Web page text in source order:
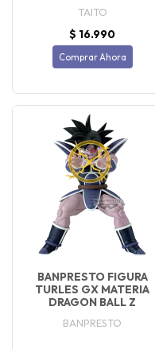
TAITO
$ 16.990
Comprar Ahora
BANPRESTO FIGURA
TURLES GX MATERIA
DRAGON BALL Z
BANPRESTO